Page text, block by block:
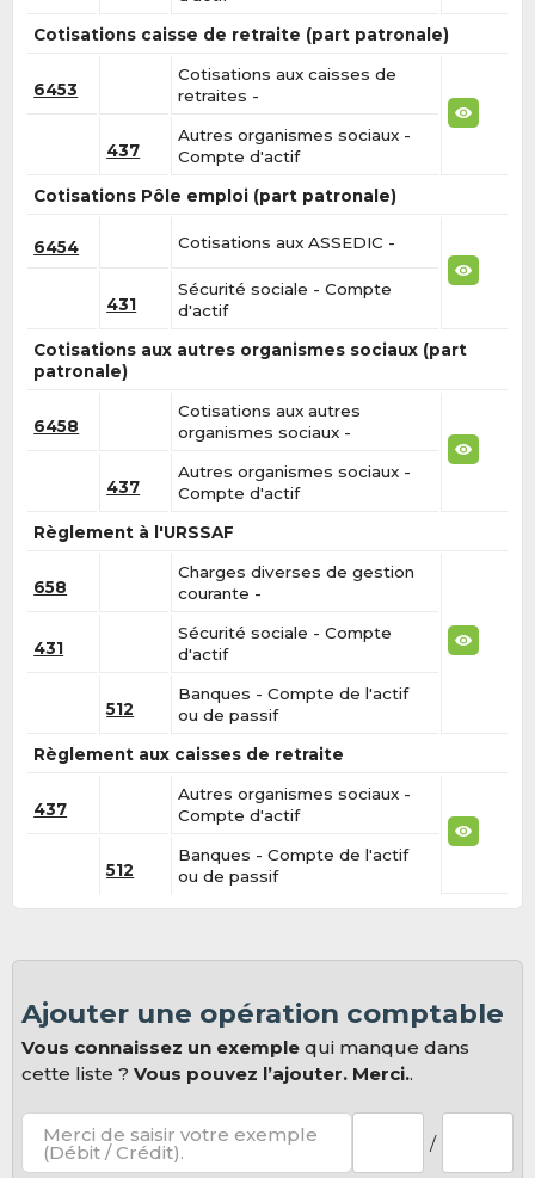
Cotisations caisse de retraite (part patronale)
6453
Cotisations aux caisses de
retraites -
437
Autres organismes sociaux -
Compte d'actif
Cotisations Pôle emploi (part patronale)
6454 Cotisations aux ASSEDIC -
431
Sécurité sociale - Compte
d'actif
Cotisations aux autres organismes sociaux (part
patronale)
6458
Cotisations aux autres
organismes sociaux -
437
Autres organismes sociaux -
Compte d'actif
Règlement à l'URSSAF
658
Charges diverses de gestion
courante -
431
Sécurité sociale - Compte
d'actif
512
Banques - Compte de l'actif
ou de passif
Règlement aux caisses de retraite
437
Autres organismes sociaux -
Compte d'actif
512
Banques - Compte de l'actif
ou de passif
Ajouter une opération comptable
Vous connaissez un exemple qui manque dans
cette liste ?Vous pouvez l’ajouter. Merci..
Merci de saisir votre exemple
(Débit / Crédit). /